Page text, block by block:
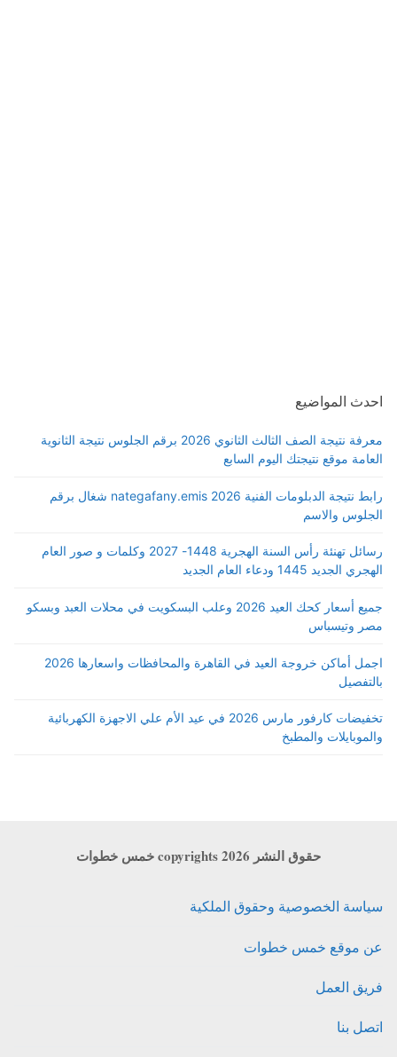
احدث المواضيع
معرفة نتيجة الصف الثالث الثانوي 2026 برقم الجلوس نتيجة الثانوية
العامة موقع نتيجتك اليوم السابع
رابط نتيجة الدبلومات الفنية 2026 nategafany.emis شغال برقم
الجلوس والاسم
رسائل تهنئة رأس السنة الهجرية 1448- 2027 وكلمات و صور العام
الهجري الجديد 1445 ودعاء العام الجديد
جميع أسعار كحك العيد 2026 وعلب البسكويت في محلات العبد وبسكو
مصر وتيسباس
اجمل أماكن خروجة العيد في القاهرة والمحافظات واسعارها 2026
بالتفصيل
تخفيضات كارفور مارس 2026 في عيد الأم علي الاجهزة الكهربائية
والموبايلات والمطبخ
حقوق النشر copyrights 2026 خمس خطوات
سياسة الخصوصية وحقوق الملكية
عن موقع خمس خطوات
فريق العمل
اتصل بنا